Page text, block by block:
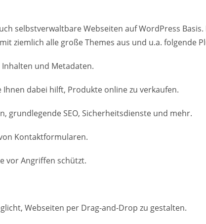
selbstverwaltbare Webseiten auf WordPress Basis.
ziemlich alle große Themes aus und u.a. folgende
Inhalten und Metadaten.
Ihnen dabei hilft, Produkte online zu verkaufen.
grundlegende SEO, Sicherheitsdienste und mehr.
Kontaktformularen.
vor Angriffen schützt.
Webseiten per Drag-and-Drop zu gestalten.